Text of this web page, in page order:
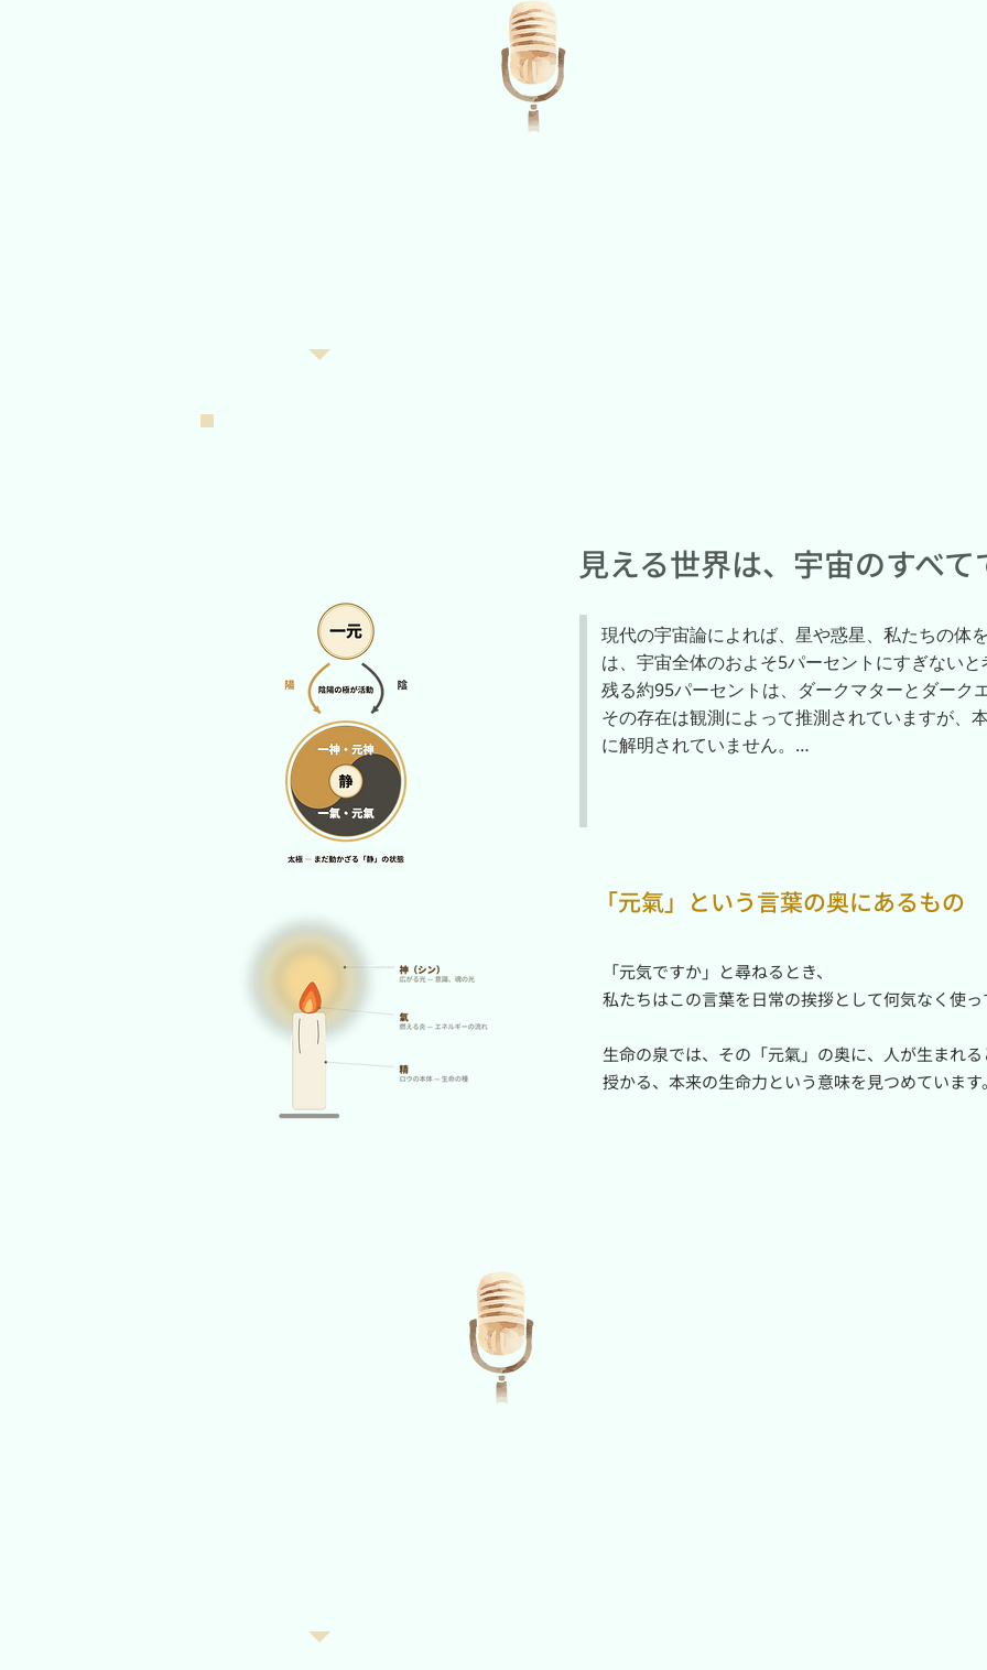
見える世界は、宇宙のすべて
現代の宇宙論によれば、星や惑星、私たちの体
は、宇宙全体のおよそ5パーセントにすぎないと
残る約95パーセントは、ダークマターとダーク
その存在は観測によって推測されていますが、
に解明されていません。
した。
科学が探究する未知の宇宙と、東洋の智慧が伝
二つを同じものと決めつけるのではなく、その
このAI対話では、一元（イルウォン）から生ま
「元氣」という言葉の奥にあるもの
「元気ですか」と尋ねるとき、
私たちはこの言葉を日常の挨拶として何気なく使っ
生命の泉では、その「元氣」の奥に、人が生まれ
授かる、本来の生命力という意味を見つめています。